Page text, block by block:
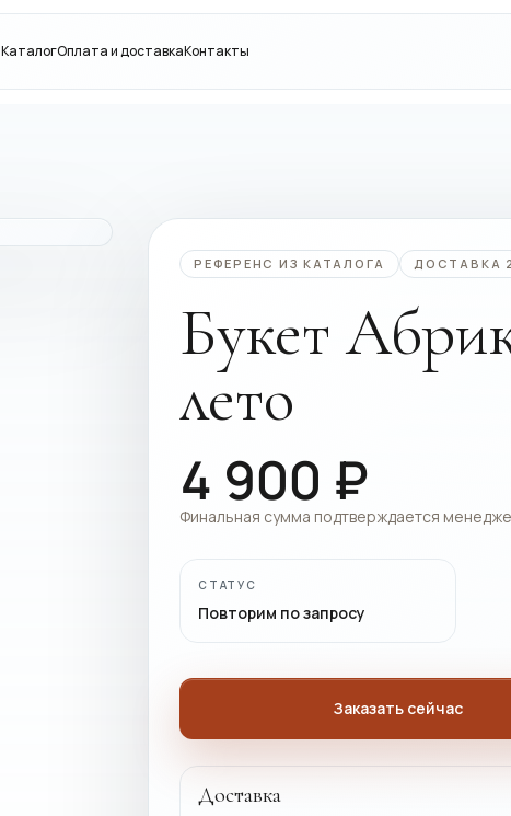
КаталогОплата и доставкаКонтакты
РЕФЕРЕНС ИЗ КАТАЛОГА ДОСТАВКА
Букет
лето
4 900 ₽
Финальная сумма подтверждается
СТАТУС
Повторим по запросу
Заказать сейчас
Доставка